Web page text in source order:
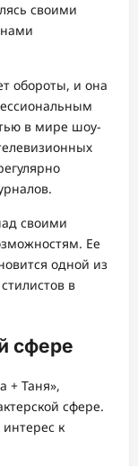
своими
обороты, и она
в мире шоу-
своими
Ее
одной из
в
сфере
+ Таня»,
сфере.
к